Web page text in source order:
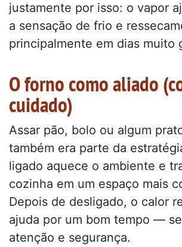
justamente por isso: o vapor
a sensação de frio e
principalmente em dias muito
O forno como aliado
cuidado)
Assar pão, bolo ou algum
também era parte da
ligado aquece o ambiente e
cozinha em um espaço mais
Depois de desligado, o calor
ajuda por um bom tempo —
atenção e segurança.